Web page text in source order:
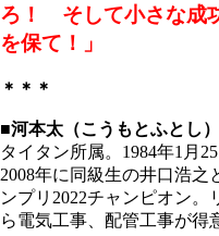
ろ！ そして小さな成
を保て！」
＊＊＊
■河本太（こうもとふとし）
タイタン所属。1984年1月
2008年に同級生の井口浩之
ンプリ2022チャンピオン
ら電気工事、配管工事が得